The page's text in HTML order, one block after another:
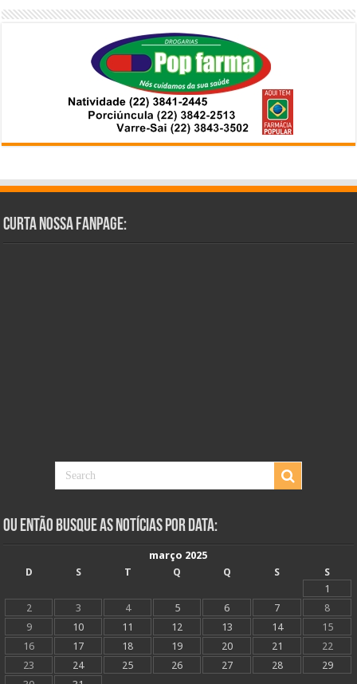
Curta Nossa Fanpage:
Ou Então Busque as Notícias Por Data:
março 2025
D
S T Q Q S
S
1
2
3 4 5 6 7
8
9
10 11 12 13 14
15
16
17 18 19 20 21
22
23
24 25 26 27 28
29